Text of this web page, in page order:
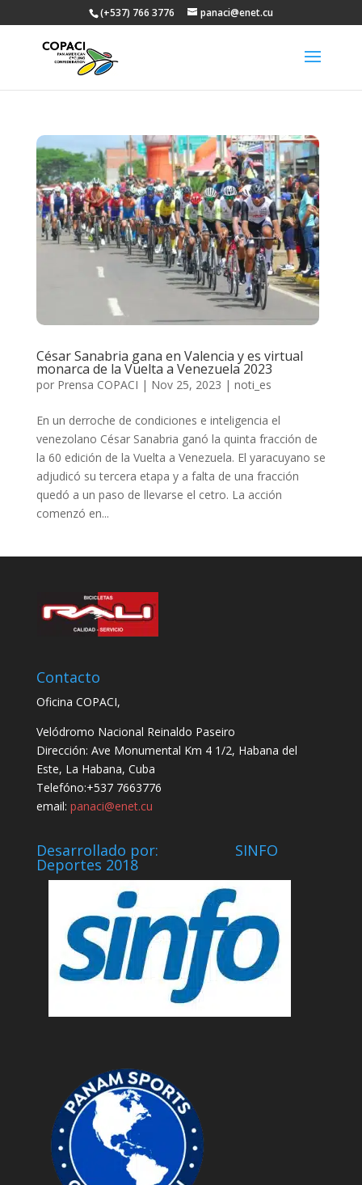
(+537) 766 3776 panaci@enet.cu
César Sanabria gana en Valencia y es virtual
monarca de la Vuelta a Venezuela 2023
por Prensa COPACI | Nov 25, 2023 | noti_es
En un derroche de condiciones e inteligencia el
venezolano César Sanabria ganó la quinta fracción de
la 60 edición de la Vuelta a Venezuela. El yaracuyano se
adjudicó su tercera etapa y a falta de una fracción
quedó a un paso de llevarse el cetro. La acción
comenzó en...
Contacto
Oficina COPACI,
Velódromo Nacional Reinaldo Paseiro
Dirección: Ave Monumental Km 4 1/2, Habana del
Este, La Habana, Cuba
Telefóno:+537 7663776
email: panaci@enet.cu
Desarrollado por: SINFO
Deportes 2018